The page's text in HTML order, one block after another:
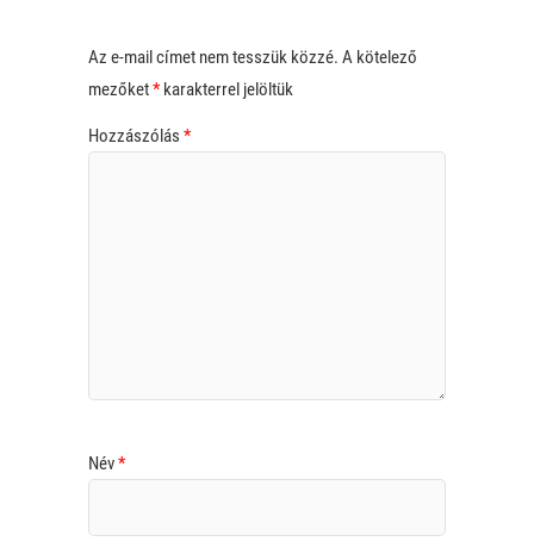
Az e-mail címet nem tesszük közzé. A kötelező
mezőket*karakterrel jelöltük
Hozzászólás *
Név*